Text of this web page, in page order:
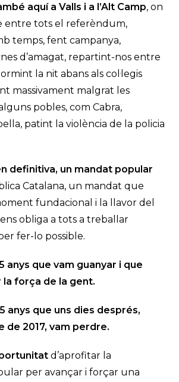
aquí a Valls i a l’Alt Camp, on
entre tots el referèndum,
temps, fent campanya,
d’amagat, repartint-nos entre
la nit abans als col·legis
massivament malgrat les
pobles, com Cabra,
patint la violència de la policia
definitiva, un mandat popular
Catalana, un mandat que
fundacional i la llavor del
obliga a tots a treballar
fer-lo possible.
anys que vam guanyar i que
força de la gent.
anys que uns dies després,
de 2017, vam perdre.
d’aprofitar la
per avançar i forçar una